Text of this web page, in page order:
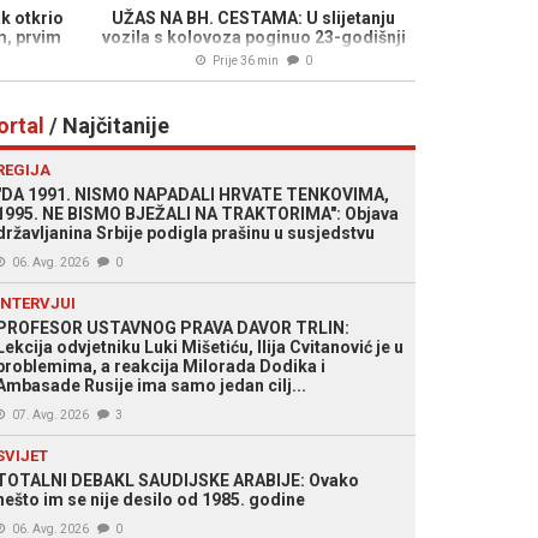
otkrio
prvim
UŽAS NA BH. CESTAMA: U slijetanju
vozila s kolovoza poginuo 23-godišnji
mladić
Prije 36 min 0
/ Najčitanije
1991. NISMO NAPADALI HRVATE TENKOVIMA,
NE BISMO BJEŽALI NA TRAKTORIMA": Objava
Srbije podigla prašinu u susjedstvu
06. Avg. 2026 0
PROFESOR USTAVNOG PRAVA DAVOR TRLIN:
Lekcija odvjetniku Luki Mišetiću, Ilija Cvitanović je u
a reakcija Milorada Dodika i
Rusije ima samo jedan cilj...
07. Avg. 2026 3
DEBAKL SAUDIJSKE ARABIJE: Ovako
im se nije desilo od 1985. godine
06. Avg. 2026 0